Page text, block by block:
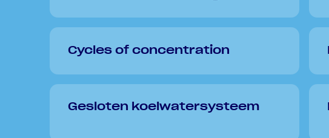
Cycles of concentration
Gesloten koelwatersysteem